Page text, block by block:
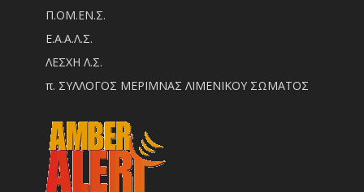
Π.ΟM.EN.Σ.
Ε.Α.Α.Λ.Σ.
ΛΕΣΧΗ Λ.Σ.
π. ΣΥΛΛΟΓΟΣ ΜΕΡΙΜΝΑΣ ΛΙΜΕΝΙΚΟΥ ΣΩΜΑΤΟΣ